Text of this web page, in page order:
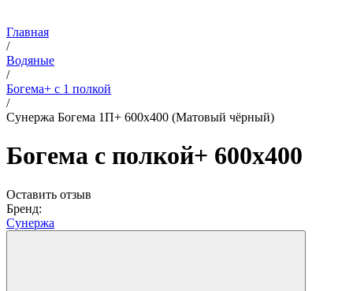
Главная
/
Водяные
/
Богема+ с 1 полкой
/
Сунержа Богема 1П+ 600х400 (Матовый чёрный)
Богема с полкой+ 600х400
Оставить отзыв
Бренд:
Сунержа